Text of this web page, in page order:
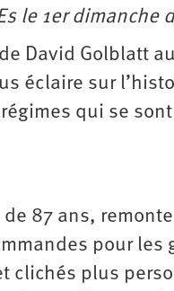
le 1er dimanche
David Golblatt
éclaire sur
qui se
87 ans,
pour les
clichés plus